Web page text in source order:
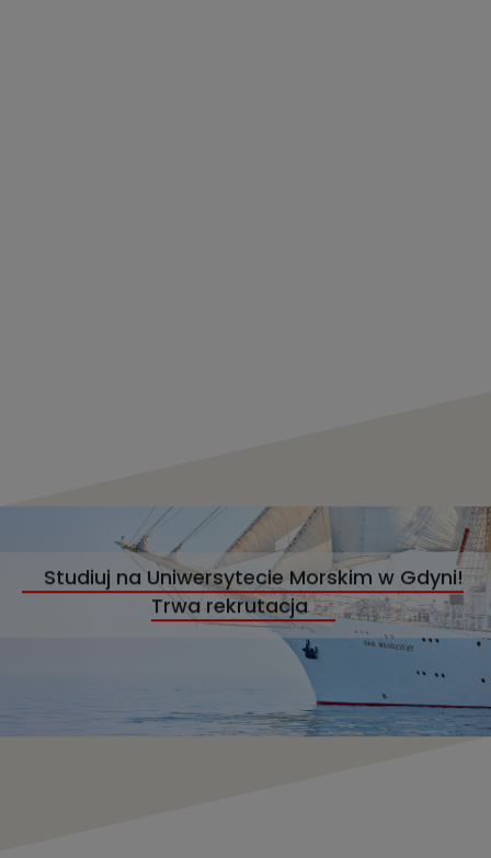
Studiuj na Uniwersytecie Morskim w Gdyni!
Trwa rekrutacja